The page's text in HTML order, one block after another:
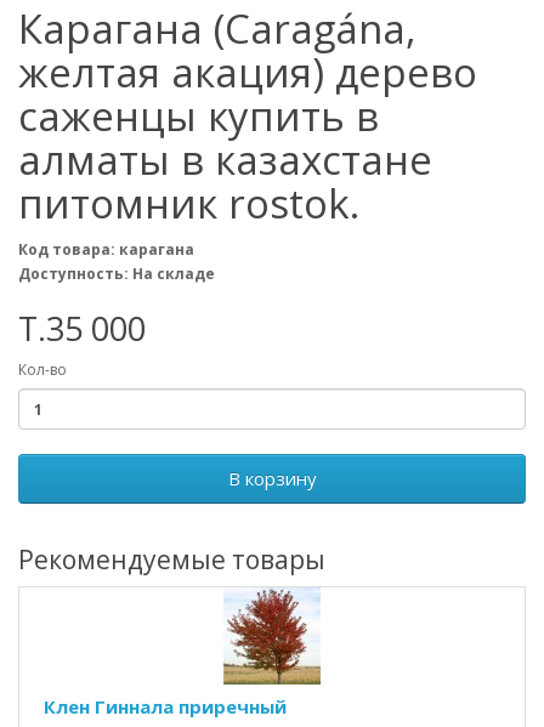
Карагана (Caragána,
желтая акация) дерево
саженцы купить в
алматы в казахстане
питомник rostok.
Код товара: карагана
Доступность: На складе
T.35 000
Кол-во
В корзину
Рекомендуемые товары
Клен Гиннала приречный